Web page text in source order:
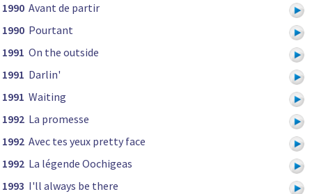
1990 Avant de partir
1990 Pourtant
1991 On the outside
1991 Darlin'
1991 Waiting
1992 La promesse
1992 Avec tes yeux pretty face
1992 La légende Oochigeas
1993 I'll always be there